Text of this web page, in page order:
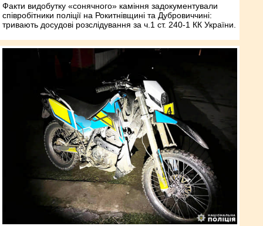
Факти видобутку «сонячного» каміння задокументували
співробітники поліції на Рокитнівщині та Дубровиччині:
тривають досудові розслідування за ч.1 ст. 240-1 КК України.